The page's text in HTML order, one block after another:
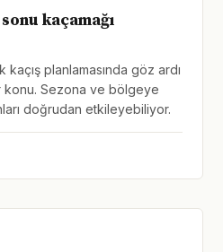
kaçamağı
kaçış planlamasında göz ardı
Sezona ve bölgeye
doğrudan etkileyebiliyor.